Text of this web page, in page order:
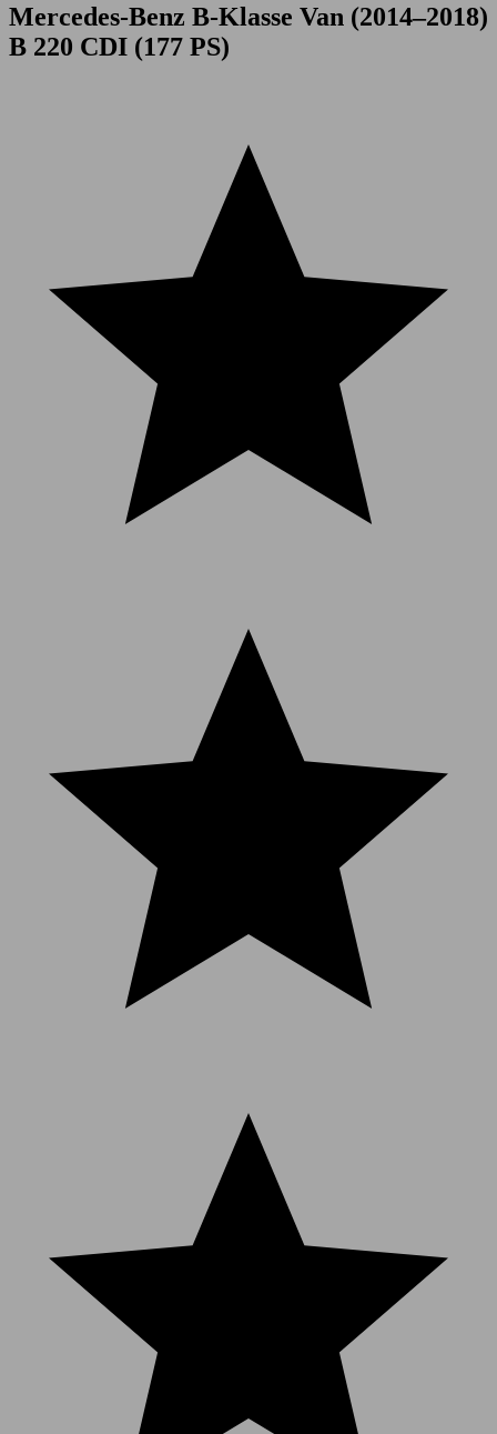
Mercedes-Benz B-Klasse Van (2014–2018)
B 220 CDI (177 PS)